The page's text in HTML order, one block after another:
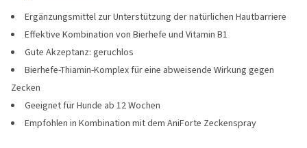
Ergänzungsmittel zur Unterstützung der natürlichen Hautbarriere
Effektive Kombination von Bierhefe und Vitamin B1
Gute Akzeptanz: geruchlos
Bierhefe-Thiamin-Komplex für eine abweisende Wirkung gegen
Zecken
Geeignet für Hunde ab 12 Wochen
Empfohlen in Kombination mit dem AniForte Zeckenspray